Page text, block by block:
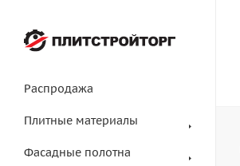
Распродажа
Плитные материалы
Фасадные полотна